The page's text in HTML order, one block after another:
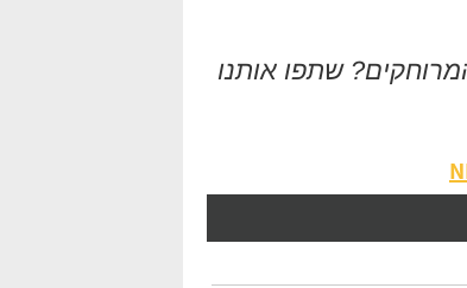
שתפו אותנו